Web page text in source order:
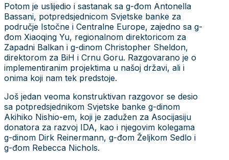
Potom je uslijedio i sastanak sa g-đom Antonella
Bassani, potpredsjednicom Svjetske banke za
područje Istočne i Centralne Europe, zajedno sa g-
đom Xiaoqing Yu, regionalnom direktoricom za
Zapadni Balkan i g-dinom Christopher Sheldon,
direktorom za BiH i Crnu Goru. Razgovarano je o
implementiranim projektima u našoj državi, ali i
onima koji nam tek predstoje.
Još jedan veoma konstruktivan razgovor se desio
sa potpredsjednikom Svjetske banke g-dinom
Akihiko Nishio-em, koji je zadužen za Asocijasiju
donatora za razvoj IDA, kao i njegovim kolegama
g-dinom Dirk Reinermann, g-đom Željkom Sedlo i
g-đom Rebecca Nichols.